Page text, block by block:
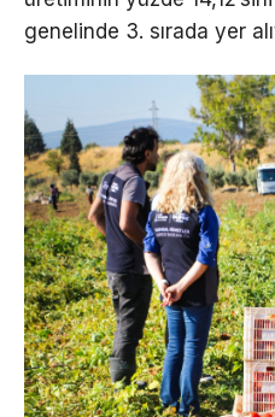
genelinde 3. sırada yer